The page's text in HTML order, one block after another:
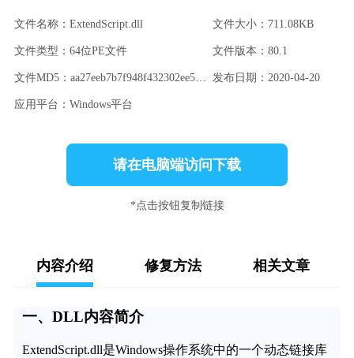
文件名称：ExtendScript.dll 文件大小：711.08KB
文件类型：64位PE文件 文件版本：80.1
文件MD5：aa27eeb7b7f948f432302ee5850467f9 发布日期：2020-04-20
应用平台：Windows平台
请在电脑端访问下载
*点击按钮复制链接
内容介绍 修复方法 相关文章
一、DLL内容简介
ExtendScript.dll是Windows操作系统中的一个动态链接库